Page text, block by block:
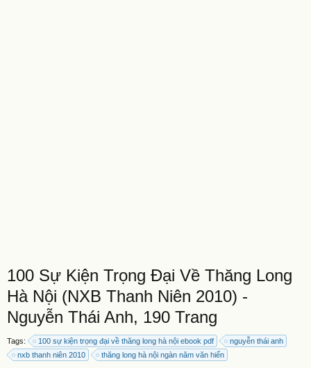
100 Sự Kiện Trọng Đại Về Thăng Long
Hà Nội (NXB Thanh Niên 2010) -
Nguyễn Thái Anh, 190 Trang
Tags: 100 sự kiện trọng đại về thăng long hà nội ebook pdf
nguyễn thái anh
nxb thanh niên 2010
thăng long hà nội ngàn năm văn hiến